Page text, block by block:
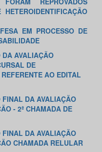
EM PROCESSO DE
DA AVALIAÇÃO
DE
AO EDITAL
FINAL DA AVALIAÇÃO
- 2ª CHAMADA DE
FINAL DA AVALIAÇÃO
CHAMADA RELULAR